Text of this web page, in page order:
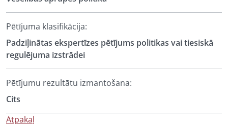
Pētījuma klasifikācija:
Padziļinātas ekspertīzes pētījums politikas vai tiesiskā
regulējuma izstrādei
Pētījumu rezultātu izmantošana:
Cits
Atpakaļ